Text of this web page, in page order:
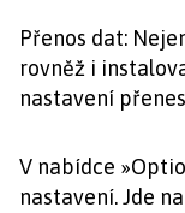
Přenos dat:
rovněž i
nastavení
V nabídce
nastavení. Jde